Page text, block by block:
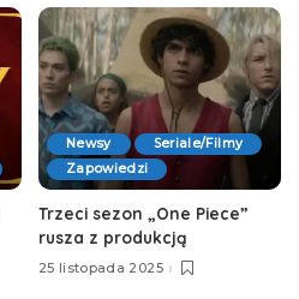
Newsy
Seriale/Filmy
Zapowiedzi
Trzeci sezon „One Piece”
rusza z produkcją
25 listopada 2025